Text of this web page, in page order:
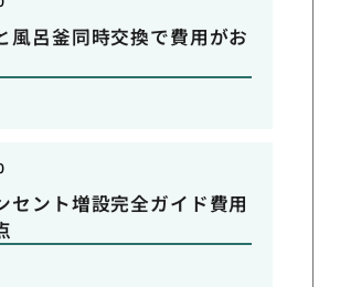
風呂釜同時交換で費用がお
セント増設完全ガイド費用